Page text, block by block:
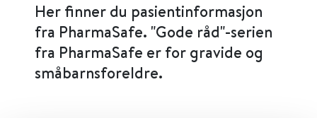
Her finner du pasientinformasjon
fra PharmaSafe. "Gode råd"-serien
fra PharmaSafe er for gravide og
småbarnsforeldre.